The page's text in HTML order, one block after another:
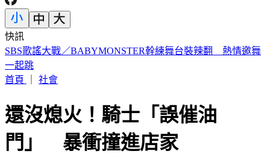
快訊
19歲女大生「父親節提嬰屍報案」 涉殺人罪遭聲押
首頁｜
還沒熄火！騎士「誤催油
門」 暴衝撞進店家